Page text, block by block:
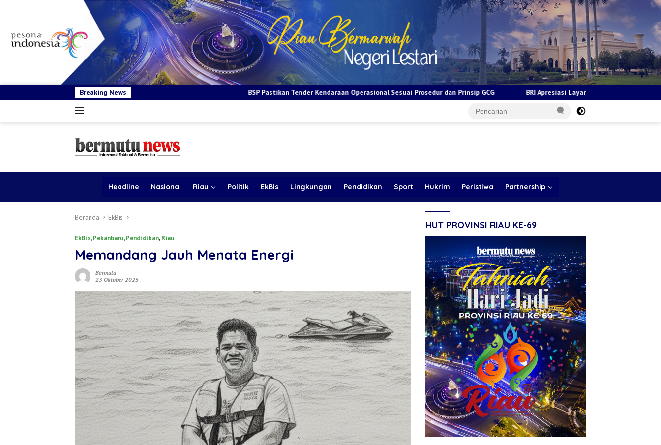
Breaking News BSP Pastikan Tender Kendaraan Operasional Sesuai Prosedur dan Prinsip GCG BRI Apresiasi Layanan Kepada Pensiunan Jadi Bukti Komitmen
Headline Nasional Riau Politik EkBis Lingkungan Pendidikan Sport Hukrim Peristiwa Partnership
Beranda EkBis
EkBis,Pekanbaru,Pendidikan,Riau
Memandang Jauh Menata Energi
Bermutu
23 Oktober 2025
HUT PROVINSI RIAU KE-69